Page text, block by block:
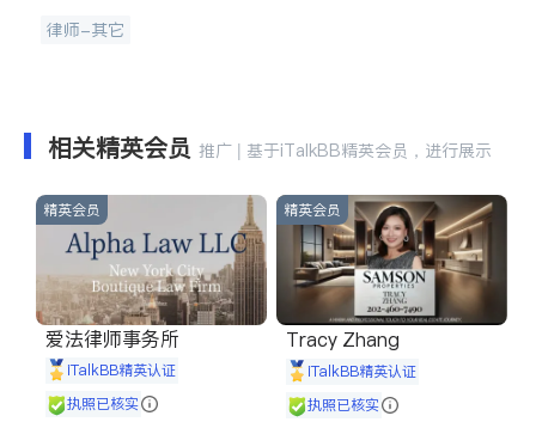
律师-其它
相关精英会员 推广 | 基于iTalkBB精英会员，进行展示
精英会员
爱法律师事务所
iTalkBB精英认证
执照已核实
精英会员
Tracy Zhang
iTalkBB精英认证
执照已核实